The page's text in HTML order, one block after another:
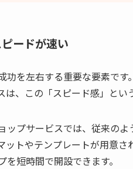
ードが速い
功を左右する重要な要素で
、この「スピード感」とい
ップサービスでは、従来の
ットやテンプレートが用意
短時間で開設できます。